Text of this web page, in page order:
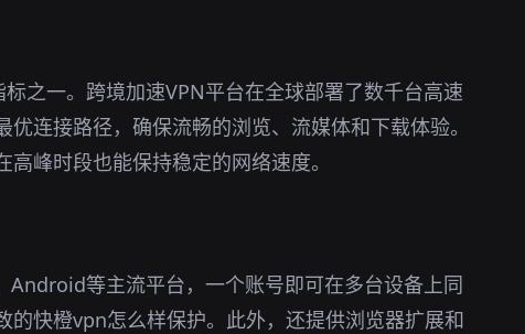
之一。跨境加速VPN平台在全球部署了数千台高速
连接路径，确保流畅的浏览、流媒体和下载体验。
峰时段也能保持稳定的网络速度。
等主流平台，一个账号即可在多台设备上同
快橙vpn怎么样保护。此外，还提供浏览器扩展和